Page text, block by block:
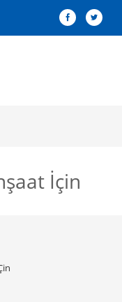
İçin